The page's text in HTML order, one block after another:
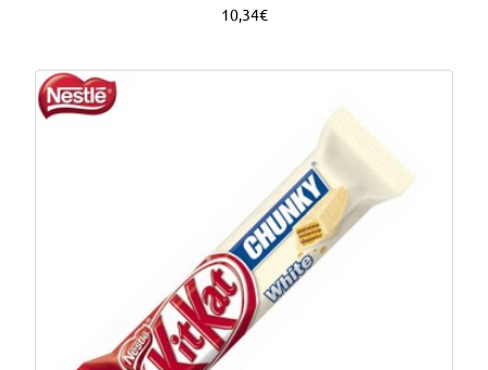
10,34€